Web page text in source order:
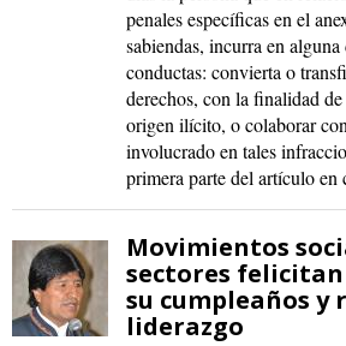
penales específicas en el
sabiendas, incurra en
conductas: convierta o
derechos, con la finalidad
origen ilícito, o colaborar
involucrado en tales
primera parte del artículo en
Movimientos
sectores
su cumpleaños y
liderazgo